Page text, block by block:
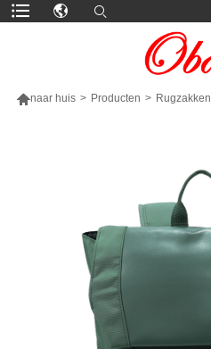
naar huis > Producten > Rugzakken